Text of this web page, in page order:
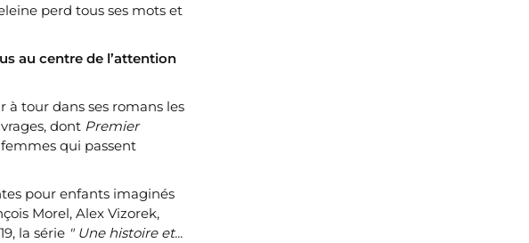
perd tous ses mots et
au centre de l’attention
à tour dans ses romans les
dont Premier
qui passent
pour enfants imaginés
Morel, Alex Vizorek,
la série " Une histoire et...